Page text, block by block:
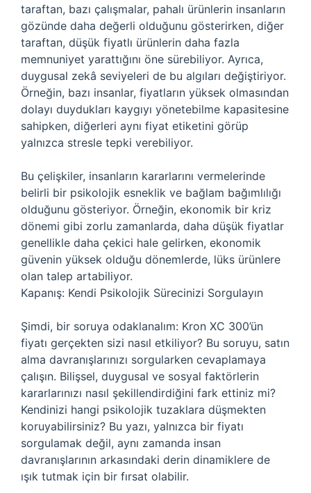
taraftan, bazı çalışmalar, pahalı ürünlerin insanların
gözünde daha değerli olduğunu gösterirken, diğer
taraftan, düşük fiyatlı ürünlerin daha fazla
memnuniyet yarattığını öne sürebiliyor. Ayrıca,
duygusal zekâ seviyeleri de bu algıları değiştiriyor.
Örneğin, bazı insanlar, fiyatların yüksek olmasından
dolayı duydukları kaygıyı yönetebilme kapasitesine
sahipken, diğerleri aynı fiyat etiketini görüp
yalnızca stresle tepki verebiliyor.
Bu çelişkiler, insanların kararlarını vermelerinde
belirli bir psikolojik esneklik ve bağlam bağımlılığı
olduğunu gösteriyor. Örneğin, ekonomik bir kriz
dönemi gibi zorlu zamanlarda, daha düşük fiyatlar
genellikle daha çekici hale gelirken, ekonomik
güvenin yüksek olduğu dönemlerde, lüks ürünlere
olan talep artabiliyor.
Kapanış: Kendi Psikolojik Sürecinizi Sorgulayın
Şimdi, bir soruya odaklanalım: Kron XC 300’ün
fiyatı gerçekten sizi nasıl etkiliyor? Bu soruyu, satın
alma davranışlarınızı sorgularken cevaplamaya
çalışın. Bilişsel, duygusal ve sosyal faktörlerin
kararlarınızı nasıl şekillendirdiğini fark ettiniz mi?
Kendinizi hangi psikolojik tuzaklara düşmekten
koruyabilirsiniz? Bu yazı, yalnızca bir fiyatı
sorgulamak değil, aynı zamanda insan
davranışlarının arkasındaki derin dinamiklere de
ışık tutmak için bir fırsat olabilir.